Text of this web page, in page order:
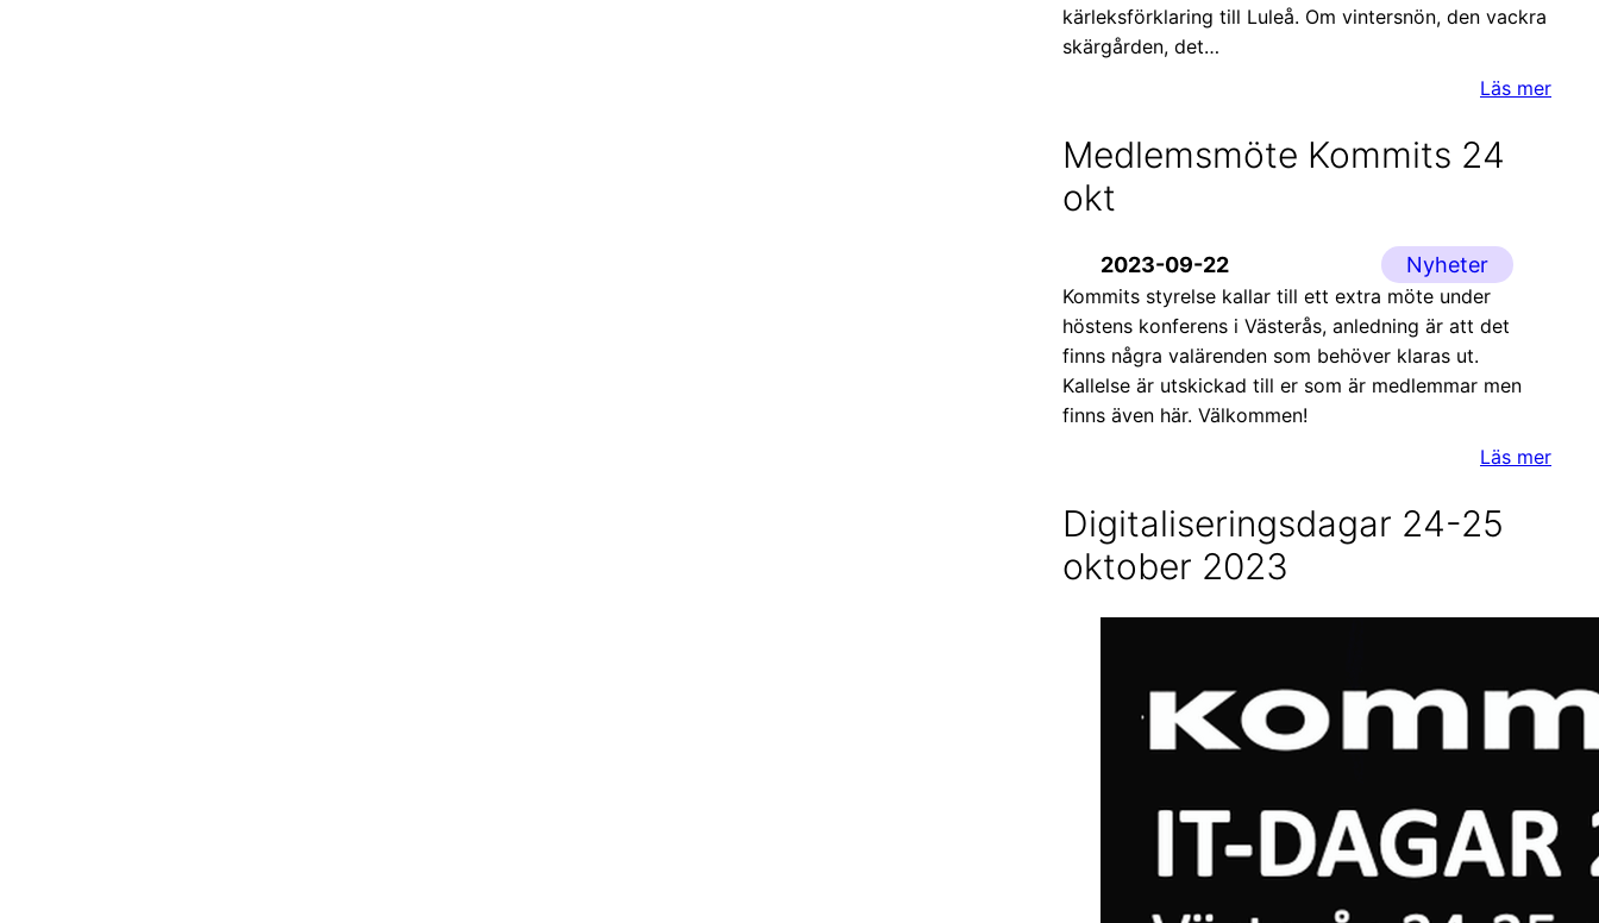
kärleksförklaring till Luleå. Om vintersnön, den vackra
skärgården, det…
Läs mer
Medlemsmöte Kommits 24
okt
2023-09-22 Nyheter
Kommits styrelse kallar till ett extra möte under
höstens konferens i Västerås, anledning är att det
finns några valärenden som behöver klaras ut.
Kallelse är utskickad till er som är medlemmar men
finns även här. Välkommen!
Läs mer
Digitaliseringsdagar 24-25
oktober 2023